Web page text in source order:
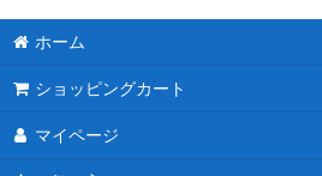
ホーム
ショッピングカート
マイページ